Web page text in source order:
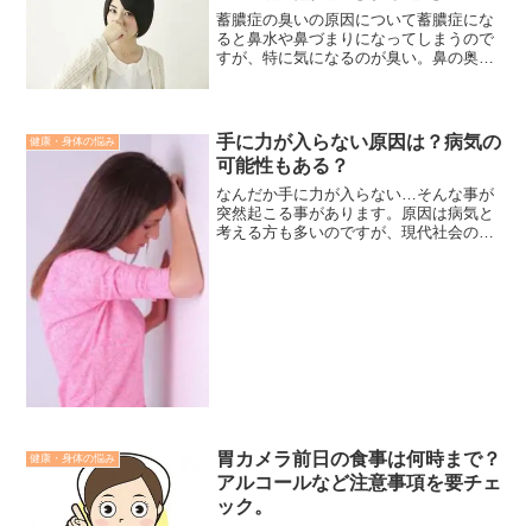
蓄膿症の臭いの原因について蓄膿症にな
ると鼻水や鼻づまりになってしまうので
すが、特に気になるのが臭い。鼻の奥に
て確認していきましょう。
健康・身体の悩み
手に力が入らない原因は？病気の
可能性もある？
なんだか手に力が入らない…そんな事が
突然起こる事があります。原因は病気と
考える方も多いのですが、現代社会のス
健康・身体の悩み
胃カメラ前日の食事は何時まで？
アルコールなど注意事項を要チェ
ック。